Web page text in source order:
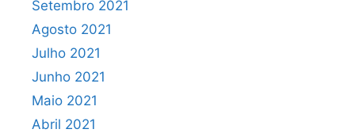
Setembro 2021
Agosto 2021
Julho 2021
Junho 2021
Maio 2021
Abril 2021